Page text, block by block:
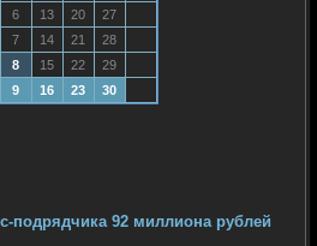
6 13 20
27
7 14 21
28
8 15 22
29
9 16 23 30
подрядчика 92 миллиона рублей